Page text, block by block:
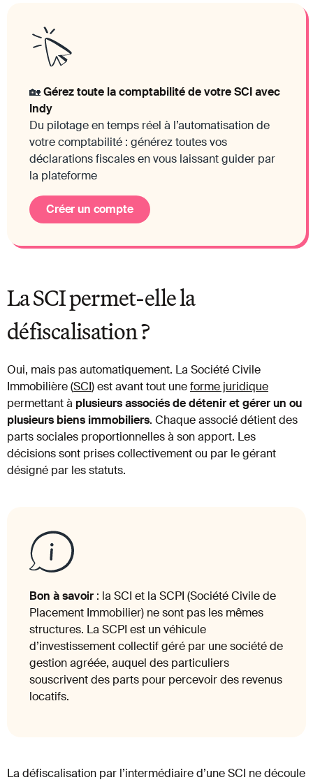
🏡Gérez toute la comptabilité de votre SCI avec
Indy
Du pilotage en temps réel à l’automatisation de
votre comptabilité : générez toutes vos
déclarations fiscales en vous laissant guider par
la plateforme
Créer un compte
La SCI permet-elle la
défiscalisation ?
Oui, mais pas automatiquement. La Société Civile
Immobilière (SCI) est avant tout uneforme juridique
permettant à plusieurs associés de détenir et gérer un ou
plusieurs biens immobiliers. Chaque associé détient des
parts sociales proportionnelles à son apport. Les
décisions sont prises collectivement ou par le gérant
désigné par les statuts.
Bon à savoir : la SCI et la SCPI (Société Civile de
Placement Immobilier) ne sont pas les mêmes
structures. La SCPI est un véhicule
d’investissement collectif géré par une société de
gestion agréée, auquel des particuliers
souscrivent des parts pour percevoir des revenus
locatifs.
La défiscalisation par l’intermédiaire d’une SCI ne découle